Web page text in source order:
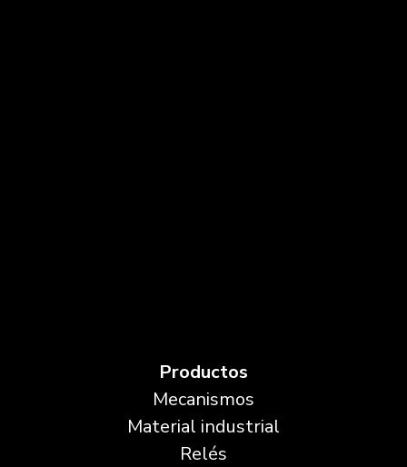
Productos
Mecanismos
Material industrial
Relés